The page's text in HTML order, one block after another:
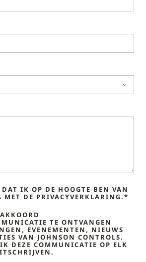
IK OP DE HOOGTE BEN VAN
MET DE PRIVACYVERKLARING.*
TE ONTVANGEN
EVENEMENTEN, NIEUWS
VAN JOHNSON CONTROLS.
DEZE COMMUNICATIE OP ELK